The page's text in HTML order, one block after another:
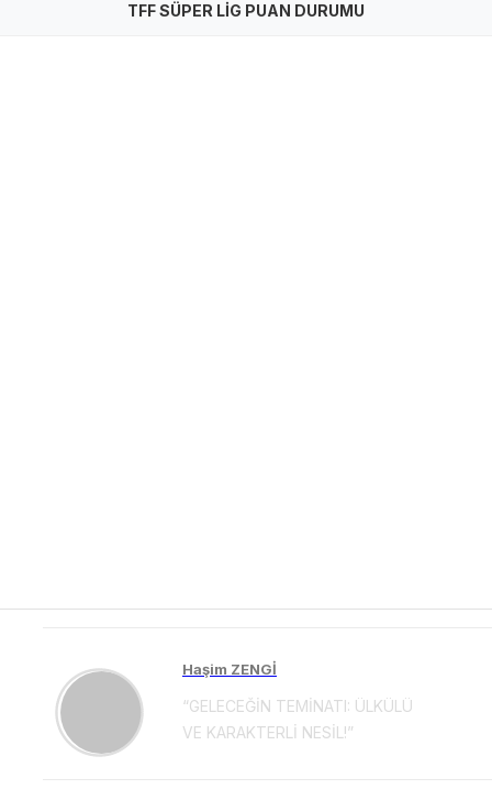
TFF SÜPER LİG PUAN DURUMU
Haşim ZENGİ
“GELECEĞİN TEMİNATI: ÜLKÜLÜ
VE KARAKTERLİ NESİL!”